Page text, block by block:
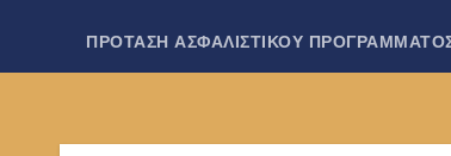
ΠΡΟΤΑΣΗ ΑΣΦΑΛΙΣΤΙΚΟΥ